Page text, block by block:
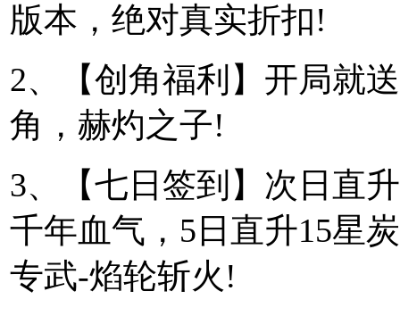
版本，绝对真实折扣!
2、【创角福利】开局就
角，赫灼之子!
3、【七日签到】次日直
千年血气，5日直升15星
专武-焰轮斩火!